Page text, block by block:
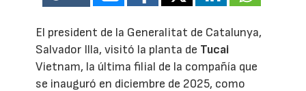
El president de la Generalitat de Catalunya,
Salvador Illa, visitó la planta de Tucai
Vietnam, la última filial de la compañía que
se inauguró en diciembre de 2025, como